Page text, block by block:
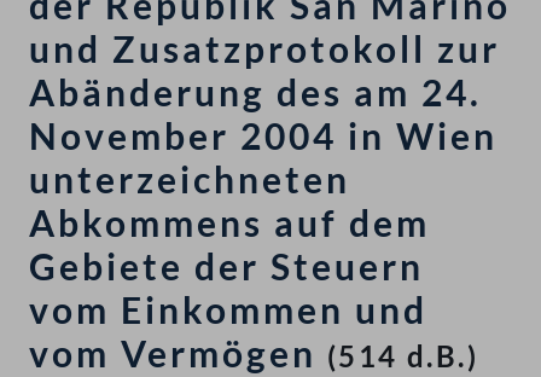
und Zusatzprotokoll zur
Abänderung des am 24.
November 2004 in Wien
unterzeichneten
Abkommens auf dem
Gebiete der Steuern
vom Einkommen und
vom Vermögen (514 d.B.)